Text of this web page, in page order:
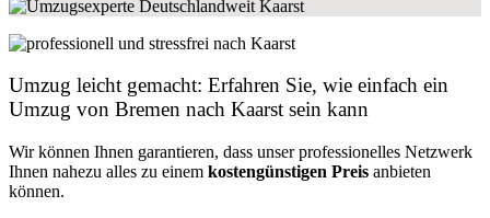
Umzug leicht gemacht: Erfahren Sie, wie einfach ein
Umzug von Bremen nach Kaarst sein kann
Wir können Ihnen garantieren, dass unser professionelles Netzwerk
Ihnen nahezu alles zu einem kostengünstigen Preis anbieten
können.